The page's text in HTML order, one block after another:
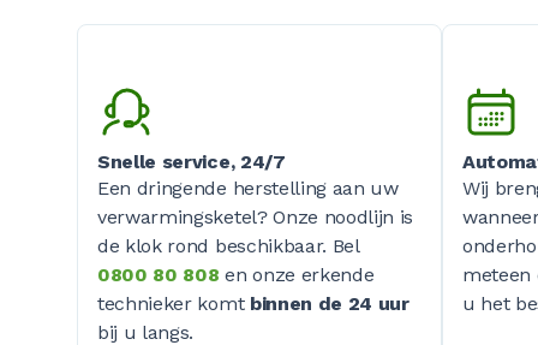
Snelle service, 24/7
Een dringende herstelling aan uw
verwarmingsketel? Onze noodlijn is
de klok rond beschikbaar. Bel
0800 80 808 en onze erkende
technieker komt binnen de 24 uur
bij u langs.
Wij
meteen
u het